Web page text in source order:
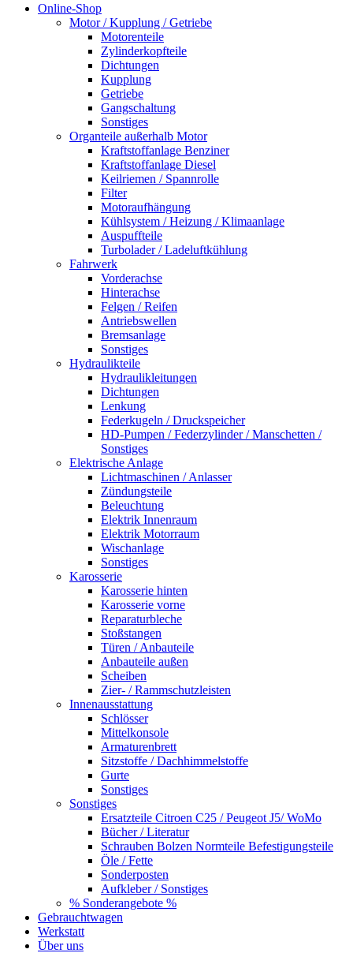
Online-Shop
Motor / Kupplung / Getriebe
Motorenteile
Zylinderkopfteile
Dichtungen
Kupplung
Getriebe
Gangschaltung
Sonstiges
Organteile außerhalb Motor
Kraftstoffanlage Benziner
Kraftstoffanlage Diesel
Keilriemen / Spannrolle
Filter
Motoraufhängung
Kühlsystem / Heizung / Klimaanlage
Auspuffteile
Turbolader / Ladeluftkühlung
Fahrwerk
Vorderachse
Hinterachse
Felgen / Reifen
Antriebswellen
Bremsanlage
Sonstiges
Hydraulikteile
Hydraulikleitungen
Dichtungen
Lenkung
Federkugeln / Druckspeicher
HD-Pumpen / Federzylinder / Manschetten /
Sonstiges
Elektrische Anlage
Lichtmaschinen / Anlasser
Zündungsteile
Beleuchtung
Elektrik Innenraum
Elektrik Motorraum
Wischanlage
Sonstiges
Karosserie
Karosserie hinten
Karosserie vorne
Reparaturbleche
Stoßstangen
Türen / Anbauteile
Anbauteile außen
Scheiben
Zier- / Rammschutzleisten
Innenausstattung
Schlösser
Mittelkonsole
Armaturenbrett
Sitzstoffe / Dachhimmelstoffe
Gurte
Sonstiges
Sonstiges
Ersatzteile Citroen C25 / Peugeot J5/ WoMo
Bücher / Literatur
Schrauben Bolzen Normteile Befestigungsteile
Öle / Fette
Sonderposten
Aufkleber / Sonstiges
% Sonderangebote %
Gebrauchtwagen
Werkstatt
Über uns